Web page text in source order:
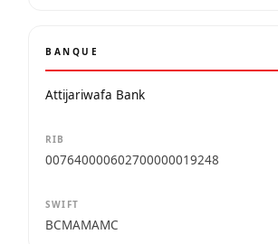
BANQUE
Attijariwafa Bank
RIB
007640000602700000019248
SWIFT
BCMAMAMC